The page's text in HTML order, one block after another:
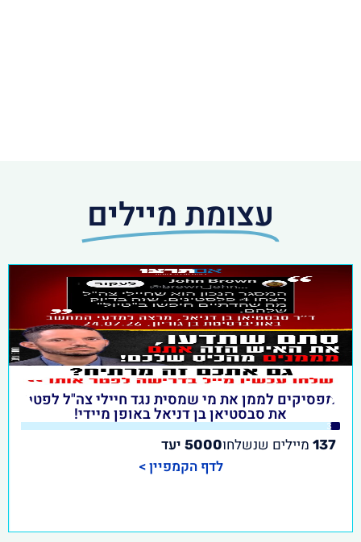
עצומת מיילים
מפסיקים לממן את מי שמסית נגד חיילי צה"ל לפטר
את סבסטיאן בן דניאל באופן מיידי!
3
%
137 מיילים שנשלחו5000 יעד
לדף הקמפיין >